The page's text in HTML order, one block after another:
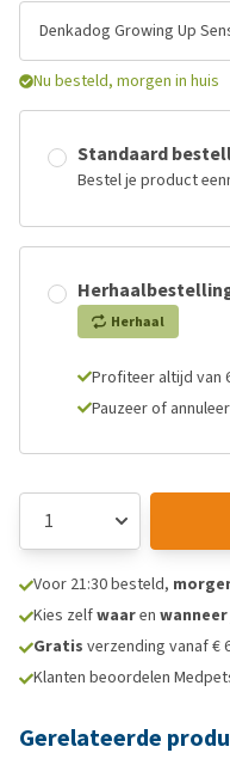
Denkadog Growing Up
Nu besteld, morgen in huis
Standaard
Bestel je product
Herhaal
Profiteer altijd van
Pauzeer of
Voor 21:30 besteld,
Kies zelfwaaren wanneer
Gratis verzending vanaf €
Klanten beoordelen
Gerelateerde